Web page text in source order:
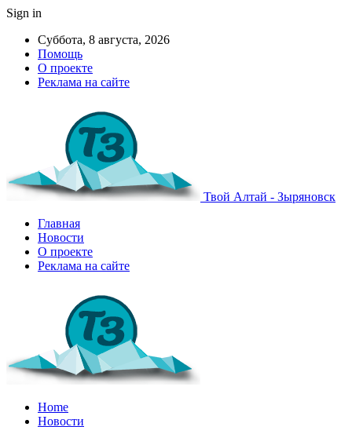
Sign in
Суббота, 8 августа, 2026
Помощь
О проекте
Реклама на сайте
Твой Алтай - Зыряновск
Главная
Новости
О проекте
Реклама на сайте
Home
Новости